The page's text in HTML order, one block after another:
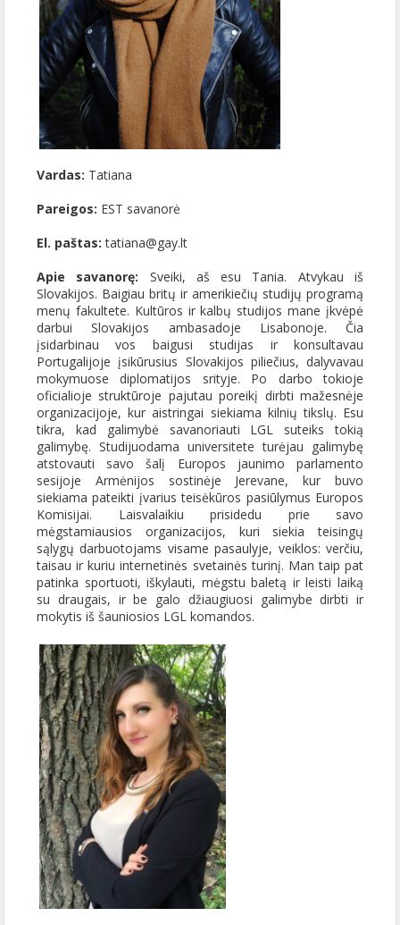
Vardas: Tatiana
Pareigos: EST savanorė
El. paštas:tatiana@gay.lt
Apie savanorę: Sveiki, aš esu Tania. Atvykau iš
Slovakijos. Baigiau britų ir amerikiečių studijų programą
menų fakultete. Kultūros ir kalbų studijos mane įkvėpė
darbui Slovakijos ambasadoje Lisabonoje. Čia
įsidarbinau vos baigusi studijas ir konsultavau
Portugalijoje įsikūrusius Slovakijos piliečius, dalyvavau
mokymuose diplomatijos srityje. Po darbo tokioje
oficialioje struktūroje pajutau poreikį dirbti mažesnėje
organizacijoje, kur aistringai siekiama kilnių tikslų. Esu
tikra, kad galimybė savanoriauti LGL suteiks tokią
galimybę. Studijuodama universitete turėjau galimybę
atstovauti savo šalį Europos jaunimo parlamento
sesijoje Armėnijos sostinėje Jerevane, kur buvo
siekiama pateikti įvarius teisėkūros pasiūlymus Europos
Komisijai. Laisvalaikiu prisidedu prie savo
mėgstamiausios organizacijos, kuri siekia teisingų
sąlygų darbuotojams visame pasaulyje, veiklos: verčiu,
taisau ir kuriu internetinės svetainės turinį. Man taip pat
patinka sportuoti, iškylauti, mėgstu baletą ir leisti laiką
su draugais, ir be galo džiaugiuosi galimybe dirbti ir
mokytis iš šauniosios LGL komandos.